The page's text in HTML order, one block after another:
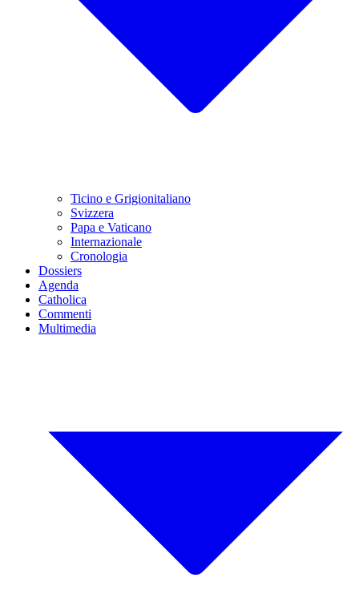
Ticino e Grigionitaliano
Svizzera
Papa e Vaticano
Internazionale
Cronologia
Dossiers
Agenda
Catholica
Commenti
Multimedia